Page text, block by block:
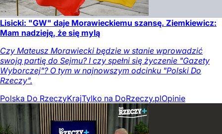
Lisicki: "GW" daje Morawieckiemu szansę. Ziemkiewicz:
Mam nadzieję, że się mylą
Czy Mateusz Morawiecki będzie w stanie wprowadzić
swoją partię do Sejmu? I czy spełni się życzenie "Gazety
Wyborczej"? O tym w najnowszym odcinku "Polski Do
Rzeczy".
Polska Do RzeczyKrajTylko na DoRzeczy.plOpinie